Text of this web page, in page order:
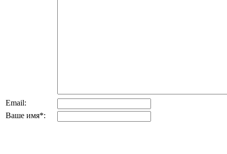
Email:
Ваше имя*: